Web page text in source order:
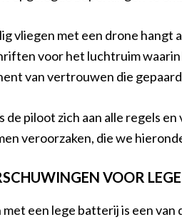
vliegen met een drone hangt
voor het luchtruim waarin
van vertrouwen die
de piloot zich aan alle regels
veroorzaken, die we
VOOR
een lege batterij is een